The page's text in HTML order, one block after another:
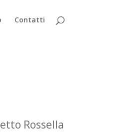
Contatti
Rossella